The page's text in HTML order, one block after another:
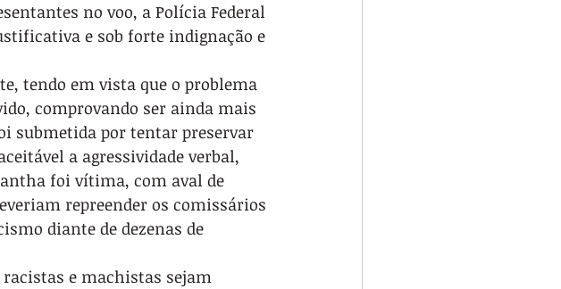
no voo, a Polícia Federal
e sob forte indignação e
tendo em vista que o problema
comprovando ser ainda mais
submetida por tentar preservar
a agressividade verbal,
foi vítima, com aval de
repreender os comissários
diante de dezenas de
e machistas sejam